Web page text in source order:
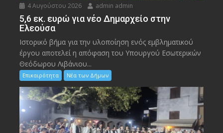
4 Αυγούστου 2026 admin admin
5,6 εκ. ευρώ για νέο Δημαρχείο στην
Ελεούσα
Ιστορικό βήμα για την υλοποίηση ενός εμβληματικού
έργου αποτελεί η απόφαση του Υπουργού Εσωτερικών
Θεόδωρου Λιβάνιου...
Επικαιρότητα Νέα των Δήμων